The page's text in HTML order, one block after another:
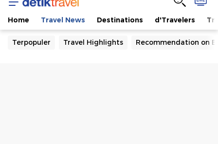
Home Travel News Destinations d'Travelers
Terpopuler Travel Highlights Recommendation on